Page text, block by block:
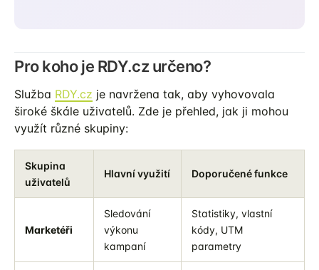
Pro koho je RDY.cz určeno?
Služba RDY.cz je navržena tak, aby vyhovovala
široké škále uživatelů. Zde je přehled, jak ji mohou
využít různé skupiny:
Skupina
uživatelů
Hlavní využití Doporučené funkce
Marketéři
Sledování
výkonu
kampaní
Statistiky, vlastní
kódy, UTM
parametry